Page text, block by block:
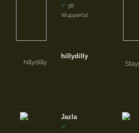
♂ 36
Wuppertal
hillydilly
Jazla
♂